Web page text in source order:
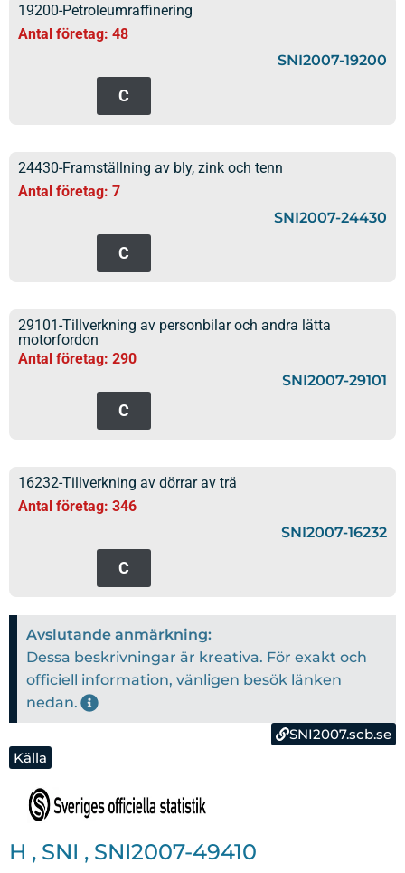
19200-Petroleumraffinering
Antal företag: 48
SNI2007-19200
C
24430-Framställning av bly, zink och tenn
Antal företag: 7
SNI2007-24430
C
29101-Tillverkning av personbilar och andra lätta
motorfordon
Antal företag: 290
SNI2007-29101
C
16232-Tillverkning av dörrar av trä
Antal företag: 346
SNI2007-16232
C
Avslutande anmärkning:
Dessa beskrivningar är kreativa. För exakt och
officiell information, vänligen besök länken
nedan.
SNI2007.scb.se
Källa
H , SNI , SNI2007-49410